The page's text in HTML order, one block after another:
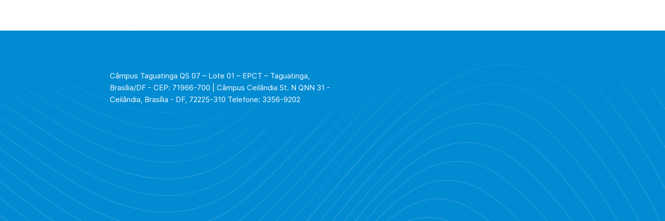
Câmpus Taguatinga QS 07 – Lote 01 – EPCT – Taguatinga,
Brasília/DF - CEP: 71966-700 | Câmpus Ceilândia St. N QNN 31 -
Ceilândia, Brasília - DF, 72225-310 Telefone: 3356-9202